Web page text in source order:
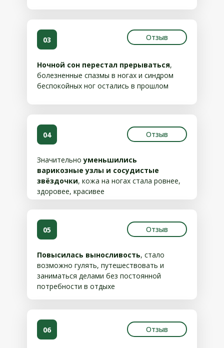
Ночной сон перестал прерываться,
болезненные спазмы в ногах и синдром
беспокойных ног остались в прошлом
03
Значительноуменьшились
варикозные узлы и сосудистые
звёздочки, кожа на ногах стала ровнее,
здоровее, красивее
04
Повысилась выносливость, стало
возможно гулять, путешествовать и
заниматься делами без постоянной
потребности в отдыхе
05
06
Отзыв
Отзыв
Отзыв
Отзыв